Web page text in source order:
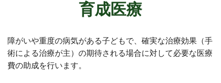
育成医療
障がいや重度の病気がある子どもで、確実な治療効果（手
術による治療が主）の期待される場合に対して必要な医療
費の助成を行います。